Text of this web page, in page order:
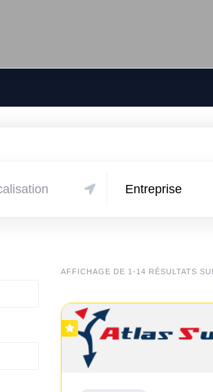
Entreprise
AFFICHAGE DE 1-14 RÉSULTATS